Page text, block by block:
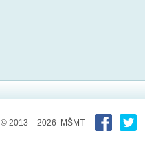
© 2013 – 2026 MŠMT